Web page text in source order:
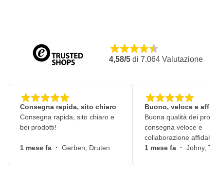
4,58/5 di 7.064 Valutazione
Consegna rapida, sito chiaro
Consegna rapida, sito chiaro e
bei prodotti!
1 mese fa · Gerben, Druten
Buono, veloce e
Buona qualità dei
consegna veloce e
collaborazione
1 mese fa · Johny,